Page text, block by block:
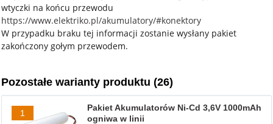
wtyczki na końcu przewodu
https://www.elektriko.pl/akumulatory/#konektory
W przypadku braku tej informacji zostanie wysłany pakiet
zakończony gołym przewodem.
Pozostałe warianty produktu (26)
1
Pakiet Akumulatorów Ni-Cd 3,6V 1000mAh
ogniwa w linii